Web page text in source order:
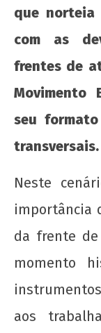
que norteia
com as
frentes de
Movimento
seu
transversais.
Neste
importância
da frente de
momento
aos